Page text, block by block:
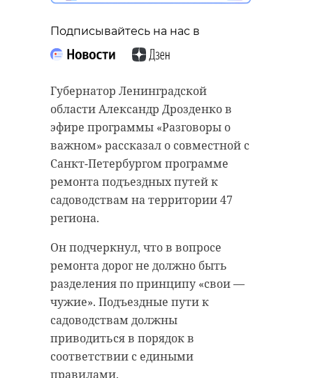
Подписывайтесь на нас в
Губернатор Ленинградской
области Александр Дрозденко в
эфире программы «Разговоры о
важном» рассказал о совместной с
Санкт-Петербургом программе
ремонта подъездных путей к
садоводствам на территории 47
региона.
Он подчеркнул, что в вопросе
ремонта дорог не должно быть
разделения по принципу «свои —
чужие». Подъездные пути к
садоводствам должны
приводиться в порядок в
соответствии с едиными
правилами.